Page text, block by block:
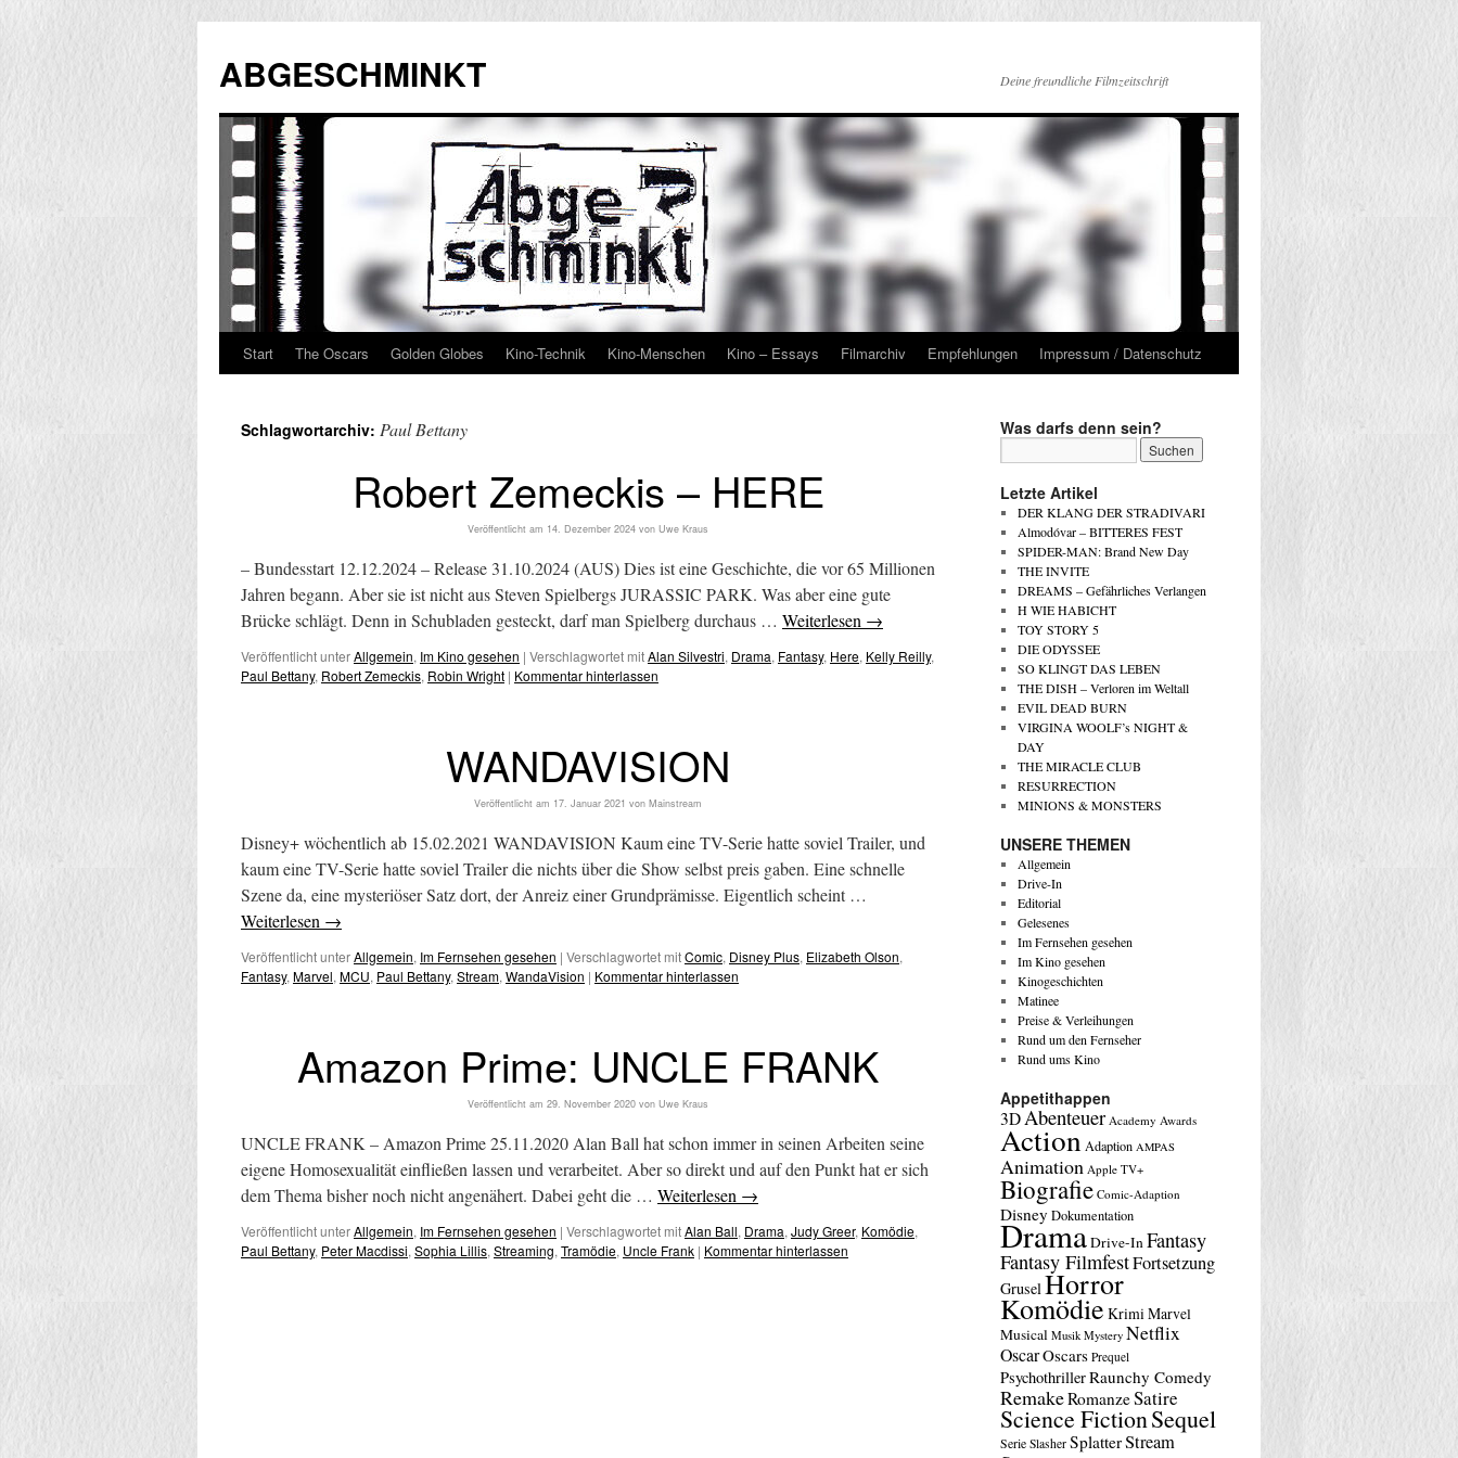
springen
ABGESCHMINKT Deine freundliche Filmzeitschrift
Start The Oscars Golden Globes Kino-Technik Kino-Menschen Kino – Essays Filmarchiv Empfehlungen Impressum / Datenschutz
Schlagwortarchiv: Paul Bettany
Robert Zemeckis – HERE
Veröffentlicht am 14. Dezember 2024 von Uwe Kraus
– Bundesstart 12.12.2024 – Release 31.10.2024 (AUS) Dies ist eine Geschichte, die vor 65 Millionen
Jahren begann. Aber sie ist nicht aus Steven Spielbergs JURASSIC PARK. Was aber eine gute
Brücke schlägt. Denn in Schubladen gesteckt, darf man Spielberg durchaus … Weiterlesen →
Veröffentlicht unterAllgemein, Im Kino gesehen | Verschlagwortet mitAlan Silvestri, Drama, Fantasy, Here, Kelly Reilly,
Paul Bettany, Robert Zemeckis, Robin Wright | Kommentar hinterlassen
WANDAVISION
Veröffentlicht am 17. Januar 2021 von Mainstream
Disney+ wöchentlich ab 15.02.2021 WANDAVISION Kaum eine TV-Serie hatte soviel Trailer, und
kaum eine TV-Serie hatte soviel Trailer die nichts über die Show selbst preis gaben. Eine schnelle
Szene da, eine mysteriöser Satz dort, der Anreiz einer Grundprämisse. Eigentlich scheint …
Weiterlesen →
Veröffentlicht unterAllgemein, Im Fernsehen gesehen | Verschlagwortet mitComic, Disney Plus, Elizabeth Olson,
Fantasy, Marvel, MCU, Paul Bettany, Stream, WandaVision | Kommentar hinterlassen
Amazon Prime: UNCLE FRANK
Veröffentlicht am 29. November 2020 von Uwe Kraus
UNCLE FRANK – Amazon Prime 25.11.2020 Alan Ball hat schon immer in seinen Arbeiten seine
eigene Homosexualität einfließen lassen und verarbeitet. Aber so direkt und auf den Punkt hat er sich
dem Thema bisher noch nicht angenähert. Dabei geht die … Weiterlesen →
Veröffentlicht unterAllgemein, Im Fernsehen gesehen | Verschlagwortet mitAlan Ball, Drama, Judy Greer, Komödie,
Paul Bettany, Peter Macdissi, Sophia Lillis, Streaming, Tramödie, Uncle Frank | Kommentar hinterlassen
Was darfs denn sein?
Letzte Artikel
DER KLANG DER STRADIVARI
Almodóvar – BITTERES FEST
SPIDER-MAN: Brand New Day
THE INVITE
DREAMS – Gefährliches Verlangen
H WIE HABICHT
TOY STORY 5
DIE ODYSSEE
SO KLINGT DAS LEBEN
THE DISH – Verloren im Weltall
EVIL DEAD BURN
VIRGINA WOOLF’s NIGHT &
DAY
THE MIRACLE CLUB
RESURRECTION
MINIONS & MONSTERS
UNSERE THEMEN
Allgemein
Drive-In
Editorial
Gelesenes
Im Fernsehen gesehen
Im Kino gesehen
Kinogeschichten
Matinee
Preise & Verleihungen
Rund um den Fernseher
Rund ums Kino
Appetithappen
3DAbenteuer Academy Awards
Action Adaption AMPAS
Animation Apple TV+
Biografie Comic-Adaption
Disney Dokumentation
DramaDrive-InFantasy
Fantasy FilmfestFortsetzung
GruselHorror
Komödie KrimiMarvel
Musical Musik Mystery Netflix
OscarOscars Prequel
PsychothrillerRaunchy Comedy
RemakeRomanzeSatire
Science FictionSequel
Serie Slasher SplatterStream